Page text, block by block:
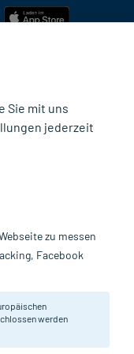
Sie mit uns
jederzeit
zu messen
Facebook
werden